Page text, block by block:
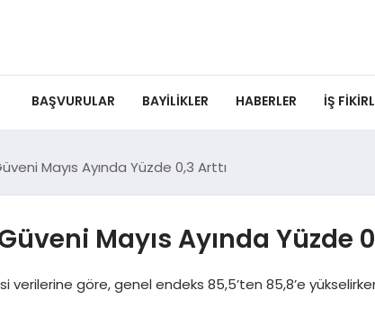
BAŞVURULAR BAYILIKLER HABERLER İŞ
Mayıs Ayında Yüzde 0,3 Arttı
Mayıs Ayında Yüzde
verilerine göre, genel endeks 85,5’ten 85,8’e